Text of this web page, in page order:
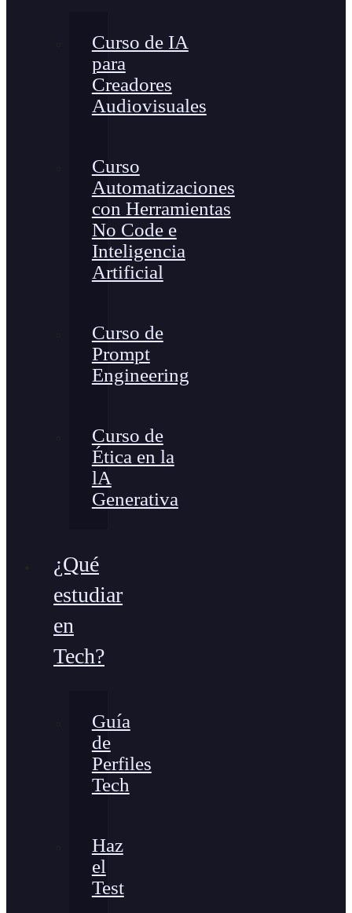
Curso de IA
para
Creadores
Audiovisuales
Curso
Automatizaciones
con Herramientas
No Code e
Inteligencia
Artificial
Curso de
Prompt
Engineering
Curso de
Ética en la
lA
Generativa
¿Qué
estudiar
en
Tech?
Guía
de
Perfiles
Tech
Haz
el
Test